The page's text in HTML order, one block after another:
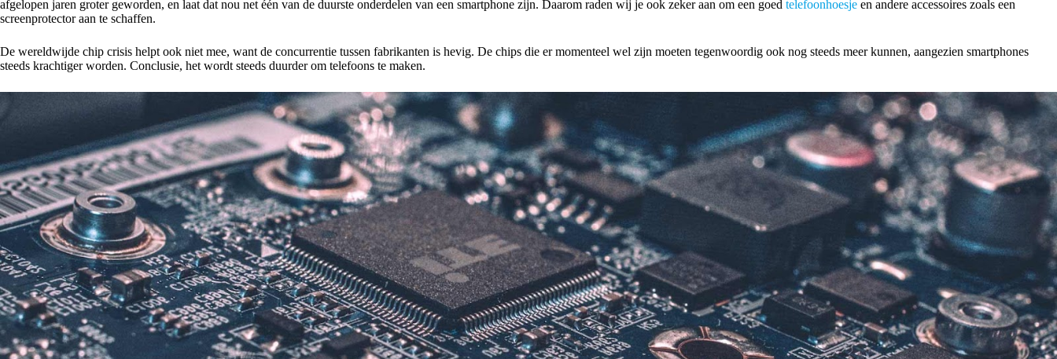
afgelopen jaren groter geworden, en laat dat nou net één van de duurste onderdelen van een smartphone zijn. Daarom raden wij je ook zeker aan om een goed telefoonhoesje en andere accessoires zoals een
screenprotector aan te schaffen.
De wereldwijde chip crisis helpt ook niet mee, want de concurrentie tussen fabrikanten is hevig. De chips die er momenteel wel zijn moeten tegenwoordig ook nog steeds meer kunnen, aangezien smartphones
steeds krachtiger worden. Conclusie, het wordt steeds duurder om telefoons te maken.